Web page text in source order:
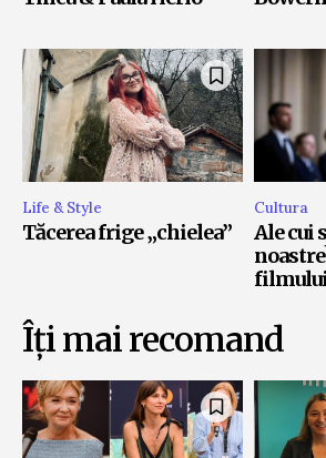
Life & Style
Tăcerea frige „chielea”
Cultura
Ale cui
filmului
Îți mai recomand